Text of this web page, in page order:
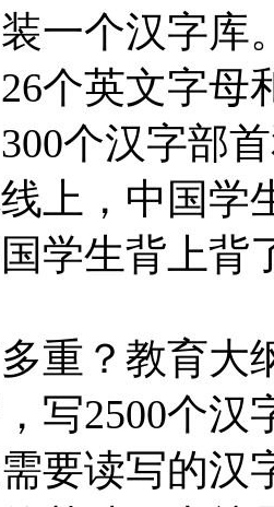
一个汉字库
个英文字母
个汉字部
上，中国学
学生背上背
重？教育大
写2500个
要读写的汉